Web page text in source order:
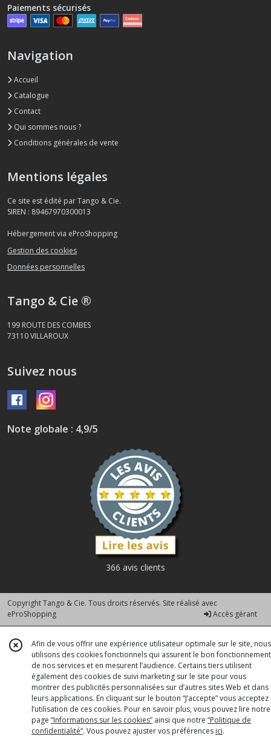
Paiements sécurisés
Navigation
Accueil
Catalogue
Contact
Qui sommes nous ?
Conditions générales de vente
Mentions légales
Ce site est édité par Tango & Cie.
SIREN : 89467970300013
Hébergement via eProShopping
Gestion des cookies
Données personnelles
Tango & Cie ®
199 ROUTE DES COMBES
73110VILLAROUX
Suivez nous
Note globale : 4,9/5
366 avis clients
Copyright Tango & Cie. Tous droits réservés. Site réalisé avec
eProShopping
Accès gérant
Afin de vous offrir une expérience utilisateur optimale sur le site, nous
utilisons des cookies fonctionnels qui assurent le bon fonctionnement
de nos services et en mesurent l’audience. Certains tiers utilisent
également des cookies de suivi marketing sur le site pour vous
montrer des publicités personnalisées sur d’autres sites Web et dans
leurs applications. En cliquant sur le bouton “J’accepte” vous acceptez
l’utilisation de ces cookies. Pour en savoir plus, vous pouvez lire notre
page “Informations sur les cookies” ainsi que notre “Politique de
confidentialité“. Vous pouvez ajuster vos préférences ici.